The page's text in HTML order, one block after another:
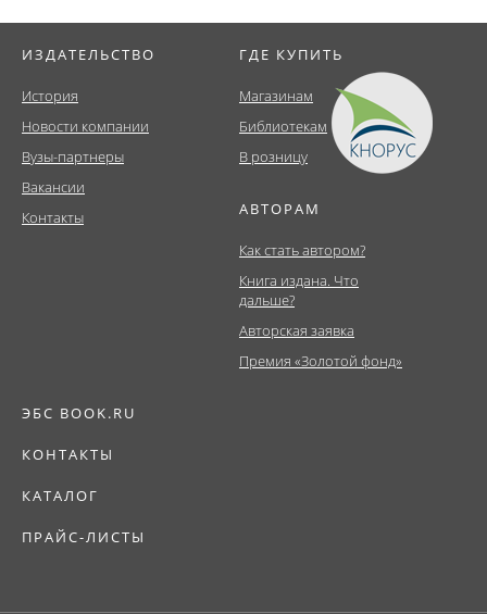
ИЗДАТЕЛЬСТВО
История
Новости компании
Вузы-партнеры
Вакансии
Контакты
ГДЕ КУПИТЬ
Магазинам
Библиотекам
В розницу
АВТОРАМ
Как стать автором?
Книга издана. Что
дальше?
Авторская заявка
Премия «Золотой фонд»
ЭБС BOOK.RU
КОНТАКТЫ
КАТАЛОГ
ПРАЙС-ЛИСТЫ